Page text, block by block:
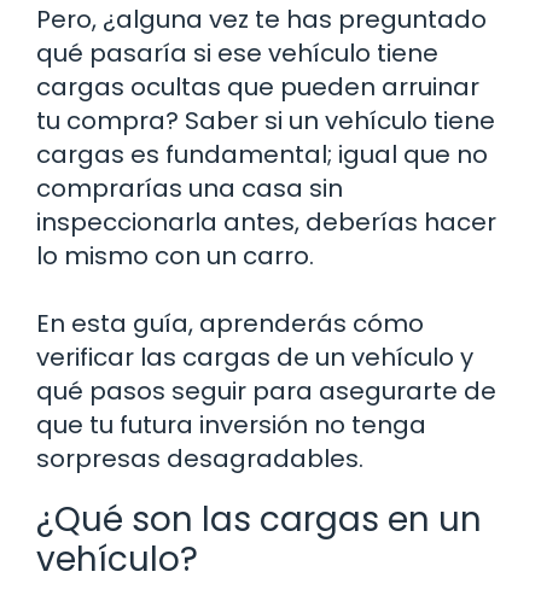
Pero, ¿alguna vez te has preguntado
qué pasaría si ese vehículo tiene
cargas ocultas que pueden arruinar
tu compra? Saber si un vehículo tiene
cargas es fundamental; igual que no
comprarías una casa sin
inspeccionarla antes, deberías hacer
lo mismo con un carro.
En esta guía, aprenderás cómo
verificar las cargas de un vehículo y
qué pasos seguir para asegurarte de
que tu futura inversión no tenga
sorpresas desagradables.
¿Qué son las cargas en un
vehículo?